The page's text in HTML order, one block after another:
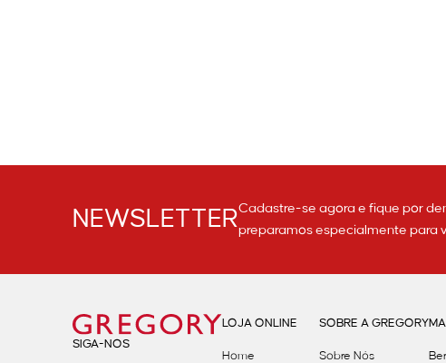
NEWSLETTERCadastre-se agora e fique por
preparamos especialmente para
SIGA-NOS
LOJA ONLINE
Home
SOBRE A GREGORY
Sobre Nós